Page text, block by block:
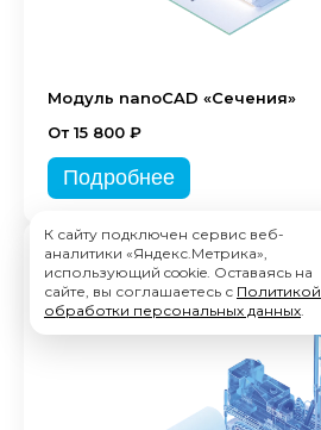
Модуль nanoCAD «Сечения»
От 15 800 ₽
Подробнее
К сайту подключен сервис веб-
аналитики «Яндекс.Метрика»,
использующий cookie. Оставаясь на
сайте, вы соглашаетесь с Политикой
обработки персональных данных.